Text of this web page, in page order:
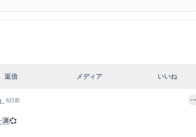
返信 メディア いいね
·6日前